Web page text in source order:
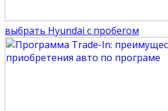
выбрать Hyundai с пробегом